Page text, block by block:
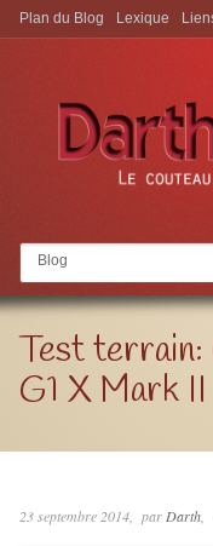
Aller à:
Plan du Blog Lexique
Test terrain:
G1 X Mark II
23 septembre 2014 parDarth